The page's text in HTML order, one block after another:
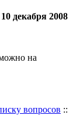
декабря 2008
на
вопросов ::